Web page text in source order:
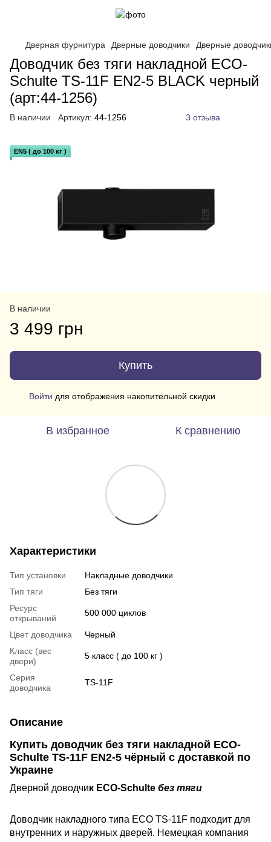
Дверная фурнитура Дверные доводчики Дверные
Доводчик без тяги накладной ECO-
Schulte TS-11F EN2-5 BLACK черный
(арт:44-1256)
В наличии Артикул: 44-1256 3 отзыва
EN5 ( до 100 кг )
В наличии
3 499 грн
Купить
Войти для отображения накопительной скидки
В избранное К сравнению
Характеристики
Тип установки
Накладные доводчики
Тип тяги
Без тяги
Ресурс
открываний
500 000 циклов
Цвет доводчика
Черный
Класс (вес
двери)
5 класс ( до 100 кг )
Серия
доводчика
TS-11F
Описание
Купить доводчик без тяги накладной ECO-
Schulte TS-11F EN2-5 чёрный с доставкой по
Украине
Дверной доводчик ECO-Schulte без тяги
Доводчик накладного типа ECO TS-11F подходит для
внутренних и наружных дверей. Немецкая компания